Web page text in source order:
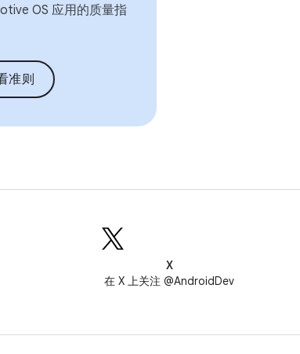
OS 应用的质量指
准则
X
在 X 上关注 @AndroidDev